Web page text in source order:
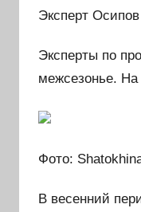
Эксперт
Эксперты по
межсезонье. На
Фото:
В весенний